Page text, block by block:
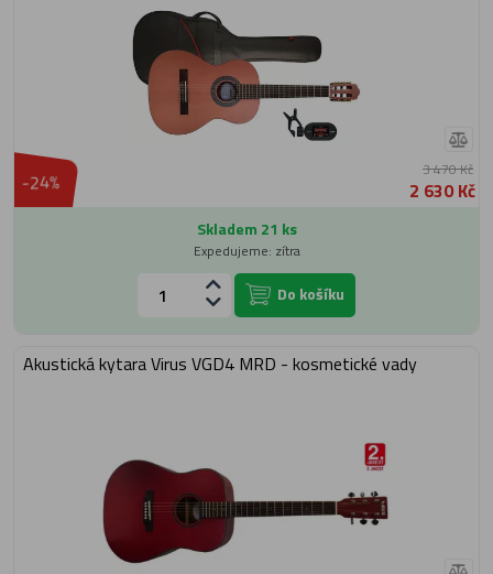
-24% 3 470 Kč
2 630 Kč
Skladem 21 ks
Expedujeme: zítra
Do košíku
Akustická kytara Virus VGD4 MRD - kosmetické vady